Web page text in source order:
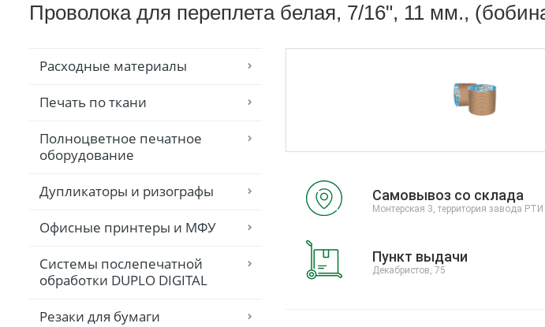
Проволока для переплета белая, 7/16", 11 мм.,
Расходные материалы
Печать по ткани
Полноцветное печатное
оборудование
Дупликаторы и ризографы
Офисные принтеры и МФУ
Системы послепечатной
обработки DUPLO DIGITAL
Резаки для бумаги
Самовывоз со склада
Монтерская 3, территория завода РТИ
Пункт выдачи
Декабристов, 75